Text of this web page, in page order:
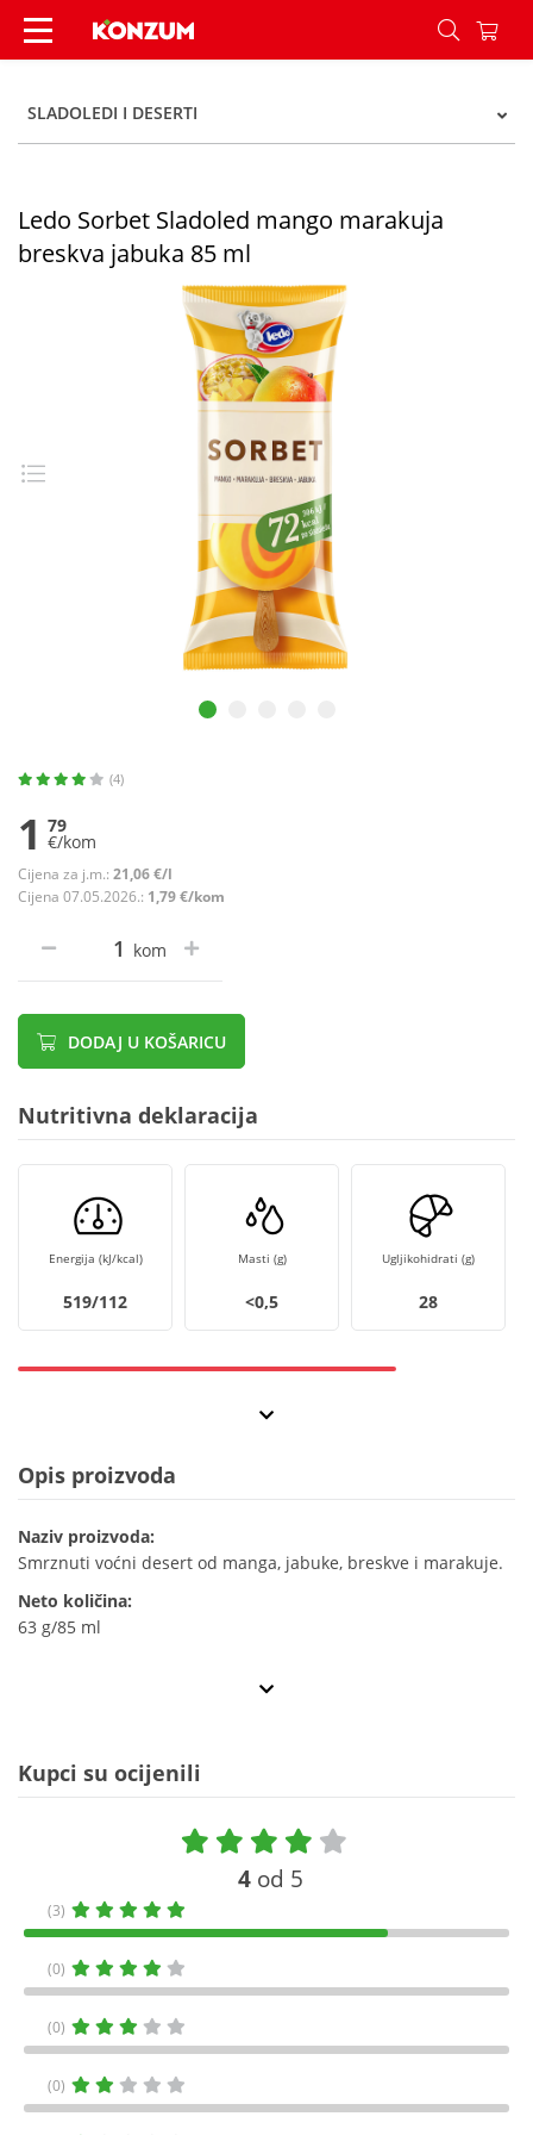
Ledo Sorbet Sladoled mango marakuja breskva
SLADOLEDI I DESERTI
Ledo Sorbet Sladoled mango marakuja
breskva jabuka 85 ml
(4)
1 79
€/kom
Cijena za j.m.: 21,06 €/l
Cijena 07.05.2026.: 1,79 €/kom
kom
DODAJ U KOŠARICU
Nutritivna deklaracija
Energija (kJ/kcal)
519/112
Masti (g)
<0,5
Ugljikohidrati (g)
28
Opis proizvoda
Naziv proizvoda:
Smrznuti voćni desert od manga, jabuke, breskve i marakuje.
Neto količina:
63 g/85 ml
Kupci su ocijenili
4 od 5
(3)
(0)
(0)
(0)